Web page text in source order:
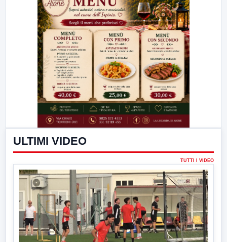
ULTIMI VIDEO
TUTTI I VIDEO